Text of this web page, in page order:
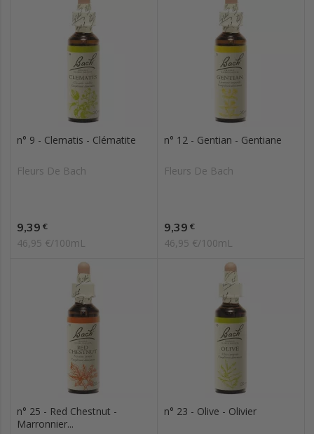
n° 9 - Clematis - Clématite
Fleurs De Bach
Prix
9,39 €
46,95 €/100mL
n° 12 - Gentian - Gentiane
Fleurs De Bach
Prix
9,39 €
46,95 €/100mL
n° 25 - Red Chestnut -
Marronnier...
n° 23 - Olive - Olivier